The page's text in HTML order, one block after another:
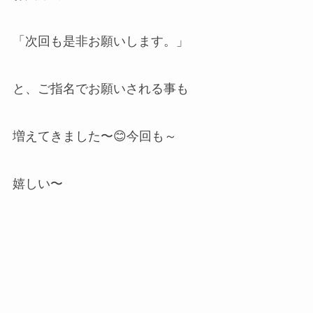
「次回も是非お願いします。」
と、ご指名でお願いされる事も
増えてきました〜😊今回も～
嬉しい〜